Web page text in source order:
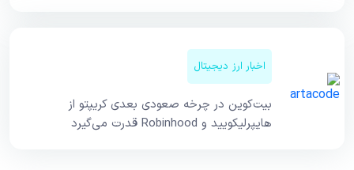
اخبار ارز دیجیتال
بیت‌کوین در چرخه صعودی بعدی کریپتو از
هایپرلیکویید و Robinhood قدرت می‌گیرد